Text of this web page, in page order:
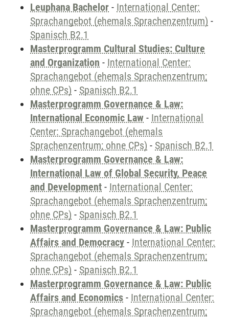
Leuphana Bachelor - International Center:
Sprachangebot (ehemals Sprachenzentrum) -
Spanisch B2.1
Masterprogramm Cultural Studies: Culture
and Organization - International Center:
Sprachangebot (ehemals Sprachenzentrum;
ohne CPs) - Spanisch B2.1
Masterprogramm Governance & Law:
International Economic Law - International
Center: Sprachangebot (ehemals
Sprachenzentrum; ohne CPs) - Spanisch B2.1
Masterprogramm Governance & Law:
International Law of Global Security, Peace
and Development - International Center:
Sprachangebot (ehemals Sprachenzentrum;
ohne CPs) - Spanisch B2.1
Masterprogramm Governance & Law: Public
Affairs and Democracy - International Center:
Sprachangebot (ehemals Sprachenzentrum;
ohne CPs) - Spanisch B2.1
Masterprogramm Governance & Law: Public
Affairs and Economics - International Center:
Sprachangebot (ehemals Sprachenzentrum;